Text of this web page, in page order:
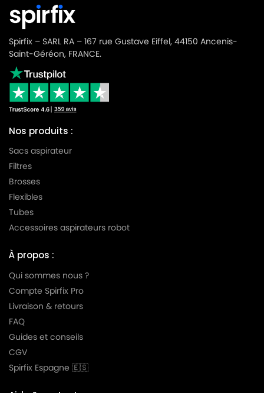
Spirfix – SARL RA – 167 rue Gustave Eiffel, 44150 Ancenis-
Saint-Géréon, FRANCE.
Nos produits :
Sacs aspirateur
Filtres
Brosses
Flexibles
Tubes
Accessoires aspirateurs robot
À propos :
Qui sommes nous ?
Compte Spirfix Pro
Livraison & retours
FAQ
Guides et conseils
CGV
Spirfix Espagne 🇪🇸